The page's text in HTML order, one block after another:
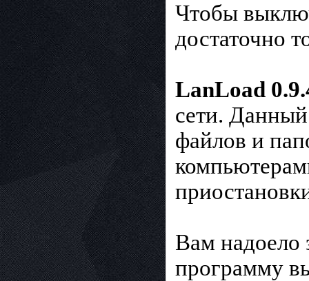
Чтобы
достаточно
LanLoad
сети.
файлов и
Вам надоело
программу